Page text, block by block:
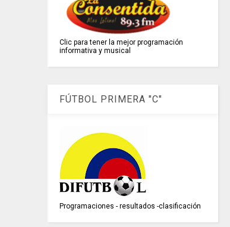
Clic para tener la mejor programación
informativa y musical
FÚTBOL PRIMERA "C"
Programaciones - resultados -clasificación